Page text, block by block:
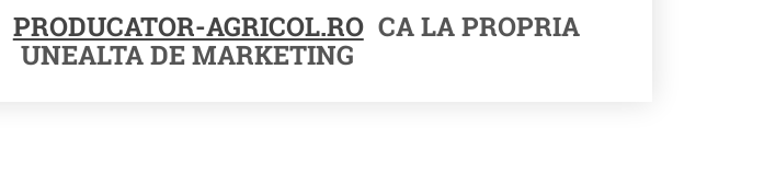
PRODUCATOR-AGRICOL.RO CA LA PROPRIA
UNEALTA DE MARKETING